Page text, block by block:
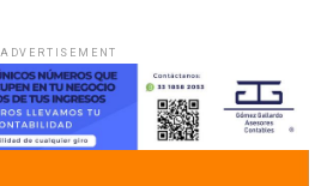
ADVERTISEMENT